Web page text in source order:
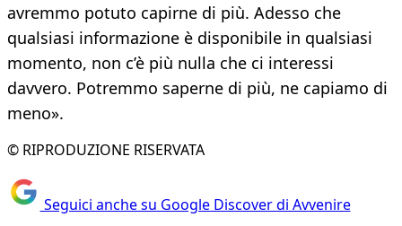
avremmo potuto capirne di più. Adesso che
qualsiasi informazione è disponibile in qualsiasi
momento, non c’è più nulla che ci interessi
davvero. Potremmo saperne di più, ne capiamo di
meno».
© RIPRODUZIONE RISERVATA
Seguici anche su Google Discover di Avvenire